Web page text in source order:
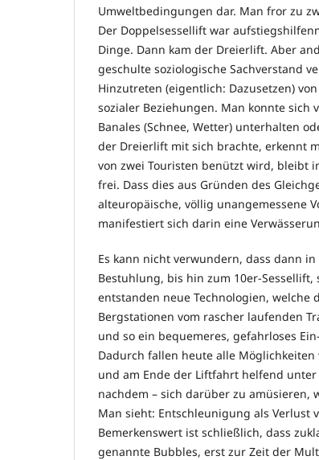
Umweltbedingungen dar. Man fror zu
Der Doppelsessellift war
Dinge. Dann kam der Dreierlift. Aber
geschulte soziologische Sachverstand
Hinzutreten (eigentlich: Dazusetzen)
sozialer Beziehungen. Man konnte sich
Banales (Schnee, Wetter) unterhalten
der Dreierlift mit sich brachte, erkennt
von zwei Touristen benützt wird, bleibt
frei. Dass dies aus Gründen des
alteuropäische, völlig unangemessene
manifestiert sich darin eine
Es kann nicht verwundern, dass dann
Bestuhlung, bis hin zum 10er-Sessellift,
entstanden neue Technologien, welche
Bergstationen vom rascher laufenden
und so ein bequemeres, gefahrloses
Dadurch fallen heute alle
und am Ende der Liftfahrt helfend
nachdem – sich darüber zu amüsieren,
Man sieht: Entschleunigung als Verlust
Bemerkenswert ist schließlich, dass
genannte Bubbles, erst zur Zeit der